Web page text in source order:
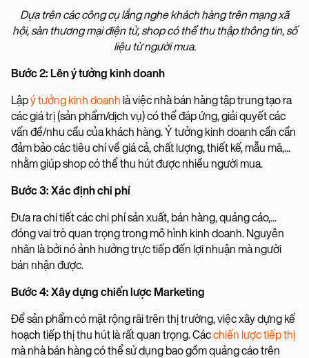
Dựa trên các công cụ lắng nghe khách hàng trên mạng xã
hội, sàn thương mại điện tử, shop có thể thu thập thông tin, số
liệu từ người mua.
Bước 2: Lên ý tưởng kinh doanh
Lậpý tưởng kinh doanh là việc nhà bán hàng tập trung tạo ra
các giá trị (sản phẩm/dịch vụ) có thể đáp ứng, giải quyết các
vấn đề/nhu cầu của khách hàng. Ý tưởng kinh doanh cần cần
đảm bảo các tiêu chí về giá cả, chất lượng, thiết kế, mẫu mã,...
nhằm giúp shop có thể thu hút được nhiều người mua.
Bước 3: Xác định chi phí
Đưa ra chi tiết các chi phí sản xuất, bán hàng, quảng cáo,...
đóng vai trò quan trọng trong mô hình kinh doanh. Nguyên
nhân là bởi nó ảnh hưởng trực tiếp đến lợi nhuận mà người
bán nhận được.
Bước 4: Xây dựng chiến lược Marketing
Để sản phẩm có mặt rộng rãi trên thị trường, việc xây dựng kế
hoạch tiếp thị thu hút là rất quan trọng. Cácchiến lược tiếp thị
mà nhà bán hàng có thể sử dụng bao gồm quảng cáo trên